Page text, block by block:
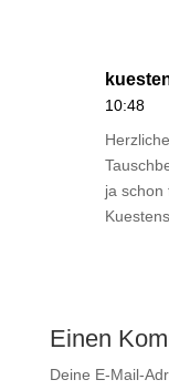
10:48
ja schon
Einen
Deine E-Mail-